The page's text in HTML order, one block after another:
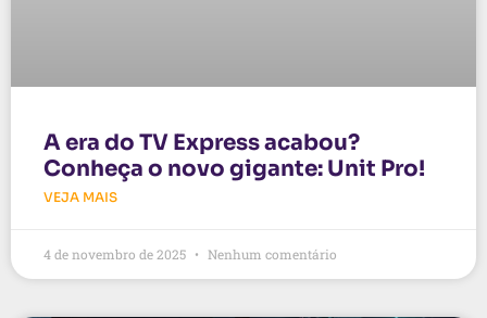
A era do TV Express acabou?
Conheça o novo gigante: Unit Pro!
VEJA MAIS
4 de novembro de 2025 Nenhum comentário